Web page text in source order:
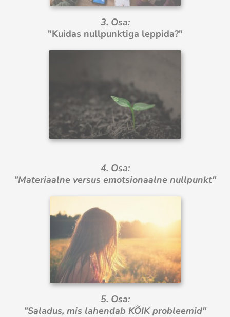
3. Osa:
"Kuidas nullpunktiga leppida?"
4. Osa:
"Materiaalne versus emotsionaalne nullpunkt"
5. Osa:
"Saladus, mis lahendab KÕIK probleemid"